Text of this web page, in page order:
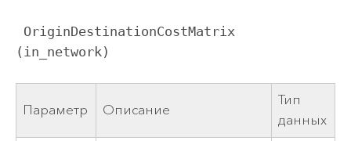
(in_network)
Параметр Описание
Тип
данных